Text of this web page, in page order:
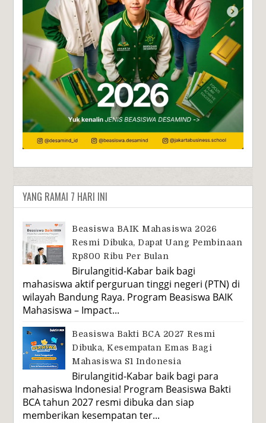
YANG RAMAI 7 HARI INI
Beasiswa BAIK Mahasiswa 2026
Resmi Dibuka, Dapat Uang Pembinaan
Rp800 Ribu Per Bulan
Birulangitid-Kabar baik bagi
mahasiswa aktif perguruan tinggi negeri (PTN) di
wilayah Bandung Raya. Program Beasiswa BAIK
Mahasiswa – Impact...
Beasiswa Bakti BCA 2027 Resmi
Dibuka, Kesempatan Emas Bagi
Mahasiswa S1 Indonesia
Birulangitid-Kabar baik bagi para
mahasiswa Indonesia! Program Beasiswa Bakti
BCA tahun 2027 resmi dibuka dan siap
memberikan kesempatan ter...